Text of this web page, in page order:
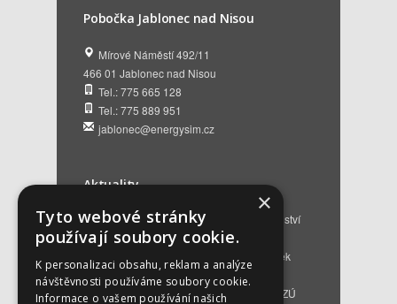
Pobočka Jablonec nad Nisou
Mírové Náměstí 492/11
466 01 Jablonec nad Nisou
Tel.: 775 665 128
Tel.: 775 889 951
jablonec@energysim.cz
Aktuality
Renovační pasy budov a dotační poradenství
12. 6. 2026
Přehled hlavních změn a nových podmínek
NZÚ 2026 28. 5. 2026
Kompenzace za projektovou přípravu v NZÚ
×
Tyto webové stránky
používají soubory cookie.
K personalizaci obsahu, reklam a analýze
návštěvnosti používáme soubory cookie.
Informace o vašem používání našich